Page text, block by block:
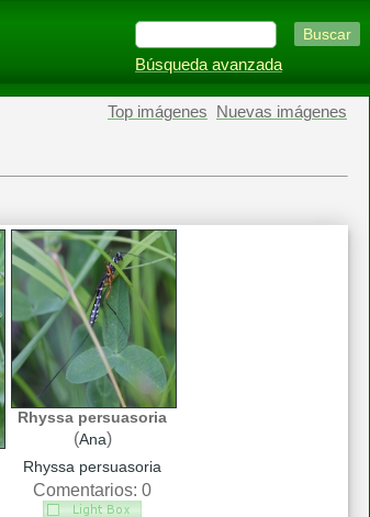
Búsqueda avanzada
Top imágenes Nuevas imágenes
Rhyssa persuasoria
(Ana)
Rhyssa persuasoria
Comentarios: 0